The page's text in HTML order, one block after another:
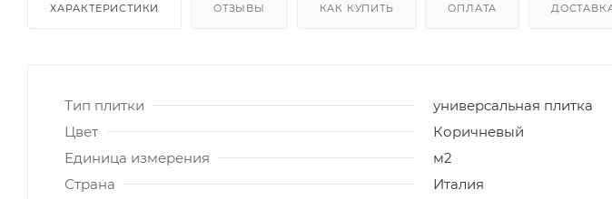
ХАРАКТЕРИСТИКИ ОТЗЫВЫ КАК КУПИТЬ ОПЛАТА
Тип плитки
универсальная плитка
Цвет
Коричневый
Единица измерения
м2
Страна
Италия